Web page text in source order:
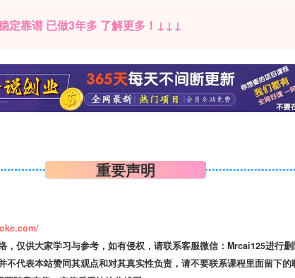
定靠谱 已做3年多 了解更多！↓↓↓
重要声明
，仅供大家学习与参考，如有侵权，请联系客服微信：Mrcai125进行删
不代表本站赞同其观点和对其真实性负责，请不要联系课程里面留下